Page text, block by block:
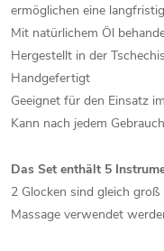
ermöglichen eine
Mit natürlichem Öl
Hergestellt in der
Handgefertigt
Geeignet für den Einsatz
Kann nach jedem
Das Set enthält 5
2 Glocken sind gleich
Massage verwendet